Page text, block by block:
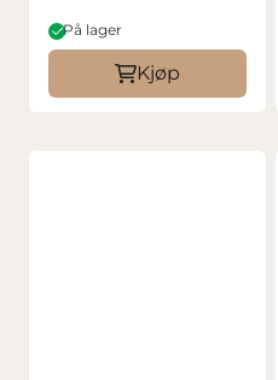
På lager
Kjøp